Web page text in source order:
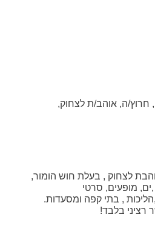
חרוץ/ה, אוהב/ת לצחוק,
לצחוק , בעלת חוש הומור,
מופעים, סרטי
, בתי קפה ומסעדות.
בלבד!